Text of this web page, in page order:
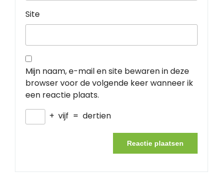
Site
Mijn naam, e-mail en site bewaren in deze
browser voor de volgende keer wanneer ik
een reactie plaats.
+ vijf = dertien